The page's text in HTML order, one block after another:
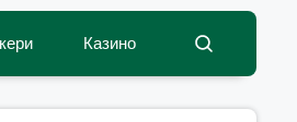
Казино